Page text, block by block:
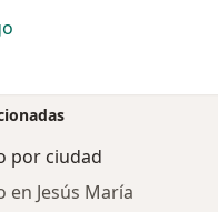
por ciudad
Jesús María